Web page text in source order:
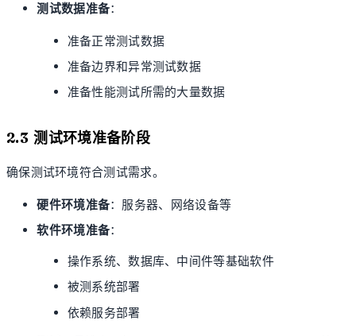
测试数据准备：
准备正常测试数据
准备边界和异常测试数据
准备性能测试所需的大量数据
2.3 测试环境准备阶段
确保测试环境符合测试需求。
硬件环境准备：服务器、网络设备等
软件环境准备：
操作系统、数据库、中间件等基础软件
被测系统部署
依赖服务部署